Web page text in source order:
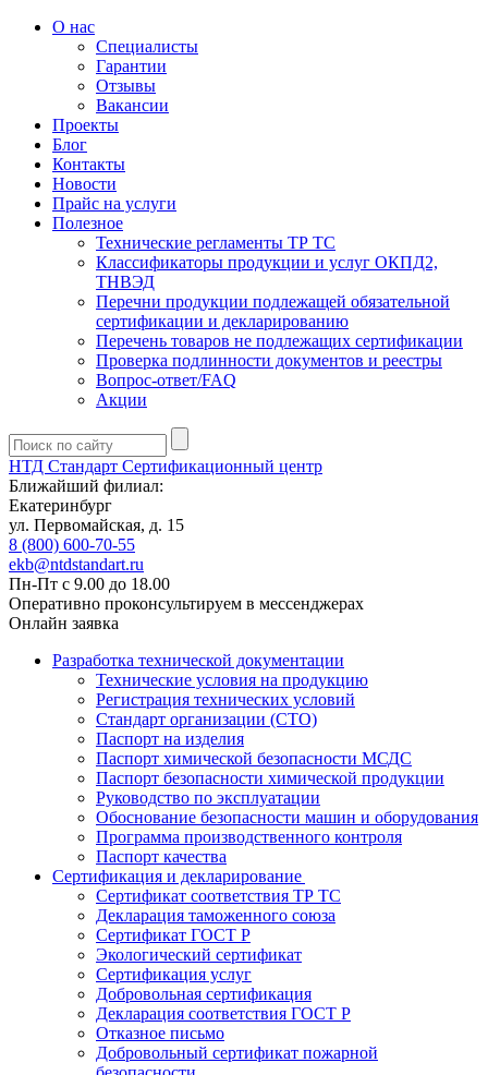
О нас
Специалисты
Гарантии
Отзывы
Вакансии
Проекты
Блог
Контакты
Новости
Прайс на услуги
Полезное
Технические регламенты ТР ТС
Классификаторы продукции и услуг ОКПД2,
ТНВЭД
Перечни продукции подлежащей обязательной
сертификации и декларированию
Перечень товаров не подлежащих сертификации
Проверка подлинности документов и реестры
Вопрос-ответ/FAQ
Акции
НТД Стандарт Сертификационный центр
Ближайший филиал:
Екатеринбург
ул. Первомайская, д. 15
8 (800) 600-70-55
ekb@ntdstandart.ru
Пн-Пт с 9.00 до 18.00
Оперативно проконсультируем в мессенджерах
Онлайн заявка
Разработка технической документации
Технические условия на продукцию
Регистрация технических условий
Стандарт организации (СТО)
Паспорт на изделия
Паспорт химической безопасности МСДС
Паспорт безопасности химической продукции
Руководство по эксплуатации
Обоснование безопасности машин и оборудования
Программа производственного контроля
Паспорт качества
Сертификация и декларирование
Сертификат соответствия ТР ТС
Декларация таможенного союза
Сертификат ГОСТ Р
Экологический сертификат
Сертификация услуг
Добровольная сертификация
Декларация соответствия ГОСТ Р
Отказное письмо
Добровольный сертификат пожарной